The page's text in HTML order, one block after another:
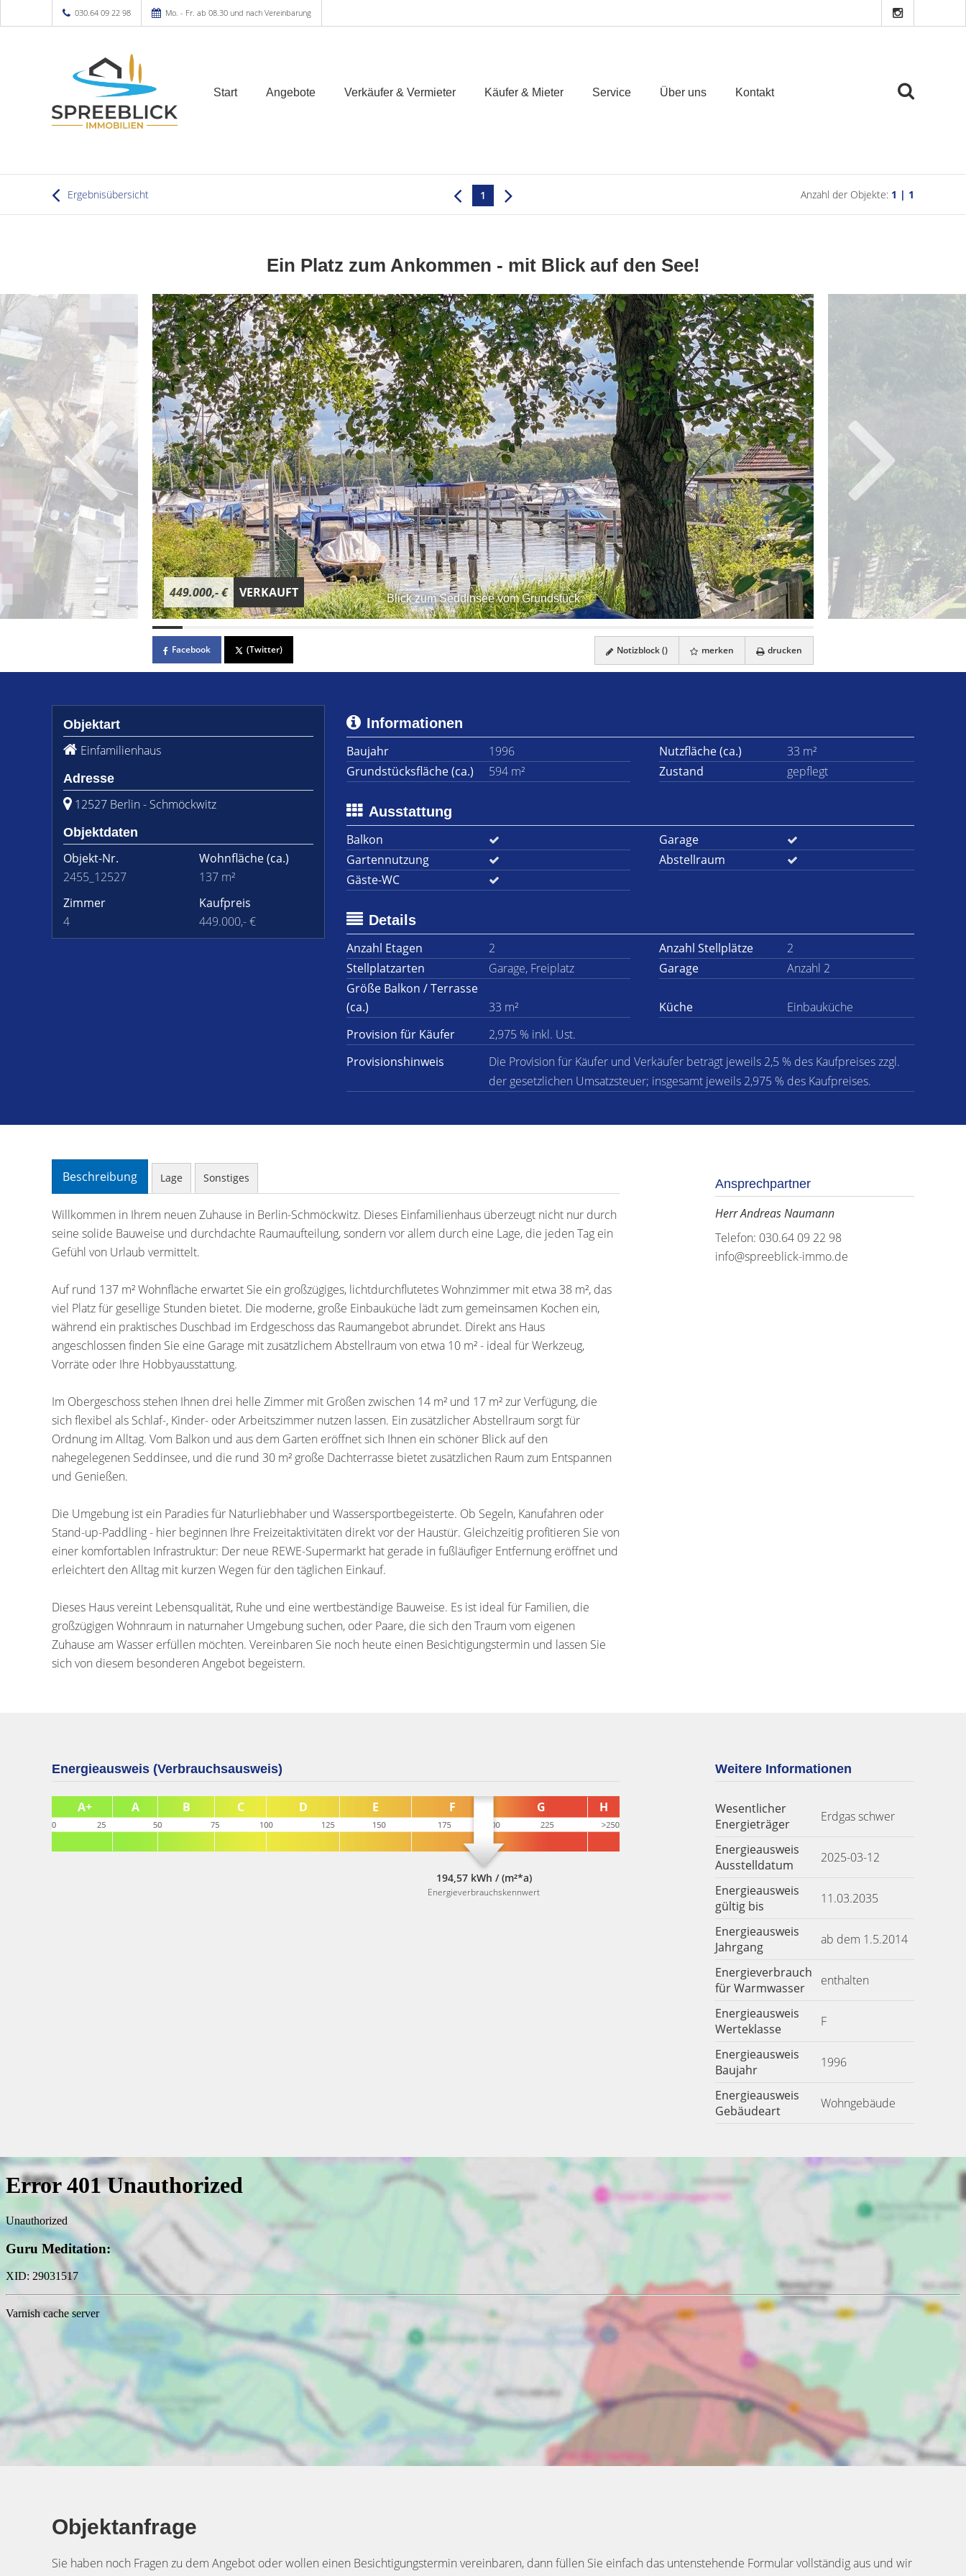
030.64 09 22 98 Mo. - Fr. ab 08.30 und nach Vereinbarung
Start Angebote Verkäufer & Vermieter Käufer & Mieter Service Über uns Kontakt
Ergebnisübersicht 1 Anzahl der Objekte: 1 | 1
Ein Platz zum Ankommen - mit Blick auf den See!
Blick zum Seddinsee vom Grundstück
449.000,- € VERKAUFT
Facebook (Twitter) Notizblock () merken drucken
Objektart
Einfamilienhaus
Adresse
12527 Berlin - Schmöckwitz
Objektdaten
Objekt-Nr.
2455_12527
Wohnfläche(ca.)
137 m²
Zimmer
4
Kaufpreis
449.000,- €
Informationen
Baujahr
1996 Nutzfläche (ca.)
33 m²
Grundstücksfläche (ca.)
594 m² Zustand gepflegt
Ausstattung
Balkon
Garage
Gartennutzung
Abstellraum
Gäste-WC
Details
Anzahl Etagen
2 Anzahl Stellplätze
2
Stellplatzarten
Garage, Freiplatz Garage
Anzahl 2
Größe Balkon / Terrasse
(ca.)
33 m² Küche
Einbauküche
Provision für Käufer
2,975 % inkl. Ust.
Provisionshinweis
Die Provision für Käufer und Verkäufer beträgt jeweils 2,5 % des Kaufpreises zzgl.
der gesetzlichen Umsatzsteuer; insgesamt jeweils 2,975 % des Kaufpreises.
Beschreibung Lage Sonstiges
Willkommen in Ihrem neuen Zuhause in Berlin-Schmöckwitz. Dieses Einfamilienhaus überzeugt nicht nur durch
seine solide Bauweise und durchdachte Raumaufteilung, sondern vor allem durch eine Lage, die jeden Tag ein
Gefühl von Urlaub vermittelt.
Auf rund 137 m² Wohnfläche erwartet Sie ein großzügiges, lichtdurchflutetes Wohnzimmer mit etwa 38 m², das
viel Platz für gesellige Stunden bietet. Die moderne, große Einbauküche lädt zum gemeinsamen Kochen ein,
während ein praktisches Duschbad im Erdgeschoss das Raumangebot abrundet. Direkt ans Haus
angeschlossen finden Sie eine Garage mit zusätzlichem Abstellraum von etwa 10 m² - ideal für Werkzeug,
Vorräte oder Ihre Hobbyausstattung.
Im Obergeschoss stehen Ihnen drei helle Zimmer mit Größen zwischen 14 m² und 17 m² zur Verfügung, die
sich flexibel als Schlaf-, Kinder- oder Arbeitszimmer nutzen lassen. Ein zusätzlicher Abstellraum sorgt für
Ordnung im Alltag. Vom Balkon und aus dem Garten eröffnet sich Ihnen ein schöner Blick auf den
nahegelegenen Seddinsee, und die rund 30 m² große Dachterrasse bietet zusätzlichen Raum zum Entspannen
und Genießen.
Die Umgebung ist ein Paradies für Naturliebhaber und Wassersportbegeisterte. Ob Segeln, Kanufahren oder
Stand-up-Paddling - hier beginnen Ihre Freizeitaktivitäten direkt vor der Haustür. Gleichzeitig profitieren Sie von
einer komfortablen Infrastruktur: Der neue REWE-Supermarkt hat gerade in fußläufiger Entfernung eröffnet und
erleichtert den Alltag mit kurzen Wegen für den täglichen Einkauf.
Dieses Haus vereint Lebensqualität, Ruhe und eine wertbeständige Bauweise. Es ist ideal für Familien, die
großzügigen Wohnraum in naturnaher Umgebung suchen, oder Paare, die sich den Traum vom eigenen
Zuhause am Wasser erfüllen möchten. Vereinbaren Sie noch heute einen Besichtigungstermin und lassen Sie
sich von diesem besonderen Angebot begeistern.
Ansprechpartner
Herr Andreas Naumann
Telefon: 030.64 09 22 98
info@spreeblick-immo.de
Energieausweis (Verbrauchsausweis)
194,57 kWh / (m²*a)
Energieverbrauchskennwert
Weitere Informationen
Wesentlicher
Energieträger
Erdgas schwer
Energieausweis
Ausstelldatum
2025-03-12
Energieausweis
gültig bis
11.03.2035
Energieausweis
Jahrgang
ab dem 1.5.2014
Energieverbrauch
für Warmwasser
enthalten
Energieausweis
Werteklasse
F
Energieausweis
Baujahr
1996
Energieausweis
Gebäudeart
Wohngebäude
Objektanfrage
Sie haben noch Fragen zu dem Angebot oder wollen einen Besichtigungstermin vereinbaren, dann füllen Sie einfach das untenstehende Formular vollständig aus und wir